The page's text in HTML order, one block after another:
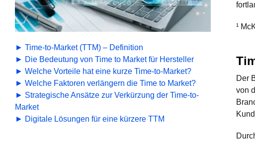
► Time-to-Market (TTM) – Definition
► Die Bedeutung von Time to Market für Hersteller
► Welche Vorteile hat eine kurze Time-to-Market?
► Welche Faktoren verlängern die Time to Market?
► Strategische Ansätze zur Verkürzung der Time-to-
Market
► Digitale Lösungen für eine kürzere TTM
¹
Der
von